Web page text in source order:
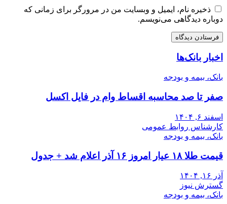
ذخیره نام، ایمیل و وبسایت من در مرورگر برای زمانی که
دوباره دیدگاهی می‌نویسم.
اخبار بانک‌ها
بانک، بیمه و بودجه
صفر تا صد محاسبه اقساط وام در فایل اکسل
اسفند ۶, ۱۴۰۴
کارشناس روابط عمومی
بانک، بیمه و بودجه
قیمت طلا ۱۸ عیار امروز ۱۶ آذر اعلام شد + جدول
آذر ۱۶, ۱۴۰۴
گسترش نیوز
بانک، بیمه و بودجه